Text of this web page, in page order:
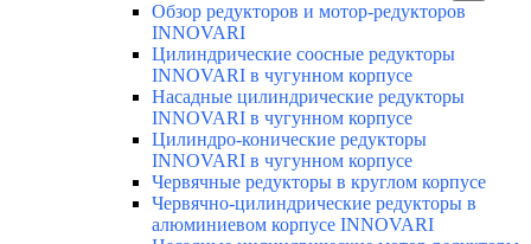
Обзор редукторов и мотор-редукторов
INNOVARI
Цилиндрические соосные редукторы
INNOVARI в чугунном корпусе
Насадные цилиндрические редукторы
INNOVARI в чугунном корпусе
Цилиндро-конические редукторы
INNOVARI в чугунном корпусе
Червячные редукторы в круглом корпусе
Червячно-цилиндрические редукторы в
алюминиевом корпусе INNOVARI